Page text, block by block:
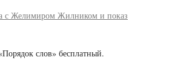
с Желимиром Жилником и показ
слов» бесплатный.